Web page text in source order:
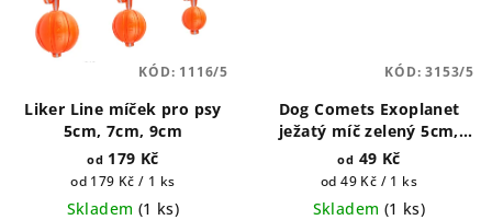
Liker Line míček pro psy
5cm, 7cm, 9cm
od 179 Kč
Měrná
cena:
od 179 Kč / 1 ks
Skladem (1 ks)
KÓD: 1116/5
Dog Comets Exoplanet
ježatý míč zelený 5cm,
8cm, 10cm
od 49 Kč
Měrná
cena:
od 49 Kč / 1 ks
Skladem (1 ks)
KÓD:3153/5